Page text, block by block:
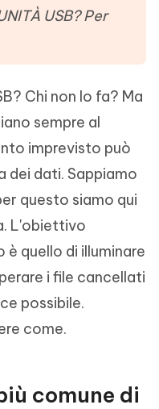
USB? Per
Chi non lo fa? Ma
sempre al
imprevisto può
dei dati. Sappiamo
questo siamo qui
L'obiettivo
quello di illuminare
i file cancellati
possibile.
come.
comune di